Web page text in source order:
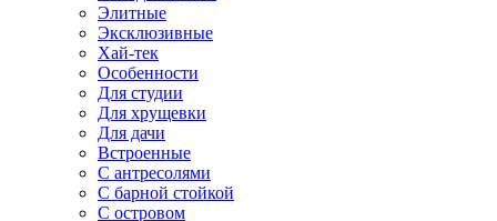
Элитные
Эксклюзивные
Хай-тек
Особенности
Для студии
Для хрущевки
Для дачи
Встроенные
С антресолями
С барной стойкой
С островом